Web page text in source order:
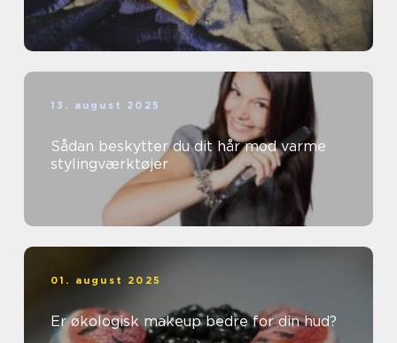
13. august 2025
Sådan beskytter du dit hår mod varme
stylingværktøjer
01. august 2025
Er økologisk makeup bedre for din hud?